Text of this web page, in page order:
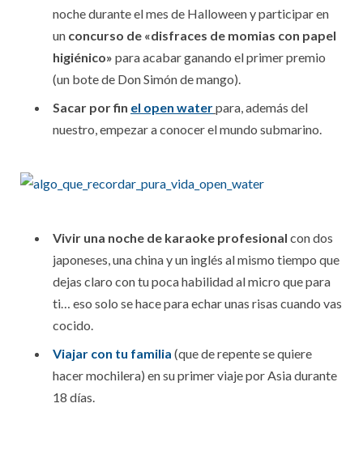
noche durante el mes de Halloween y participar en
un concurso de «disfraces de momias con papel
higiénico» para acabar ganando el primer premio
(un bote de Don Simón de mango).
Sacar por fin el open waterpara, además del
nuestro, empezar a conocer el mundo submarino.
Vivir una noche de karaoke profesional con dos
japoneses, una china y un inglés al mismo tiempo que
dejas claro con tu poca habilidad al micro que para
ti… eso solo se hace para echar unas risas cuando vas
cocido.
Viajar con tu familia (que de repente se quiere
hacer mochilera) en su primer viaje por Asia durante
18 días.